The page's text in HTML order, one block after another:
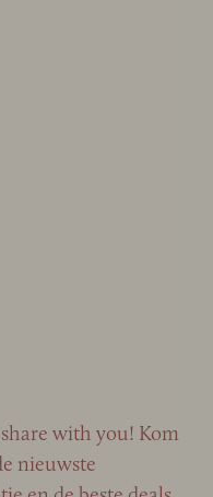
with you! Kom
nieuwste